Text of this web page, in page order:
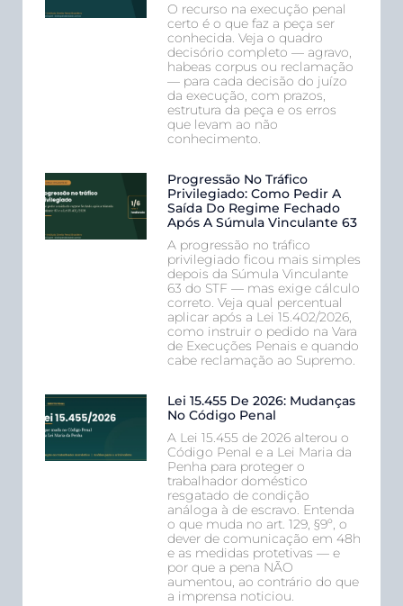
O recurso na execução penal
certo é o que faz a peça ser
conhecida. Veja o quadro
decisório completo — agravo,
habeas corpus ou reclamação
— para cada decisão do juízo
da execução, com prazos,
estrutura da peça e os erros
que levam ao não
conhecimento.
Progressão No Tráfico
Privilegiado: Como Pedir A
Saída Do Regime Fechado
Após A Súmula Vinculante 63
A progressão no tráfico
privilegiado ficou mais simples
depois da Súmula Vinculante
63 do STF — mas exige cálculo
correto. Veja qual percentual
aplicar após a Lei 15.402/2026,
como instruir o pedido na Vara
de Execuções Penais e quando
cabe reclamação ao Supremo.
Lei 15.455 De 2026: Mudanças
No Código Penal
A Lei 15.455 de 2026 alterou o
Código Penal e a Lei Maria da
Penha para proteger o
trabalhador doméstico
resgatado de condição
análoga à de escravo. Entenda
o que muda no art. 129, §9º, o
dever de comunicação em 48h
e as medidas protetivas — e
por que a pena NÃO
aumentou, ao contrário do que
a imprensa noticiou.